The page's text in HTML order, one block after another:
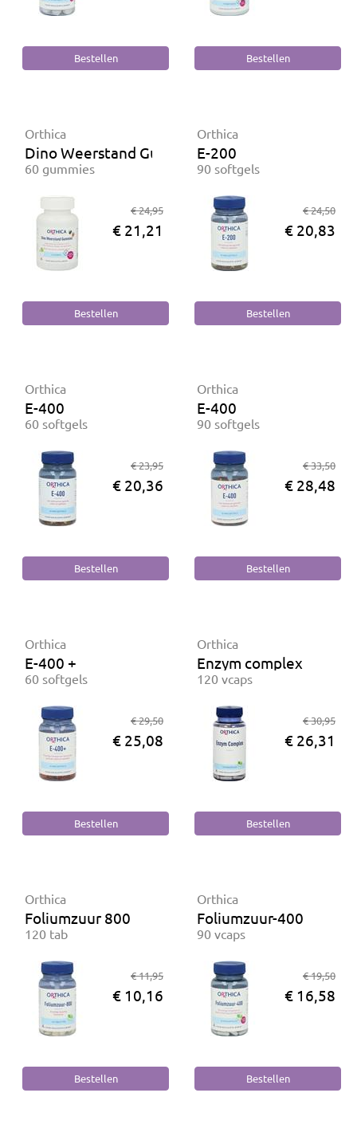
Orthica
Dino Weerstand Gummies
60 gummies
€ 24,95
€ 21,21
Orthica
E-200
90 softgels
€ 24,50
€ 20,83
Orthica
E-400
60 softgels
€ 23,95
€ 20,36
Orthica
E-400
90 softgels
€ 33,50
€ 28,48
Orthica
E-400 +
60 softgels
€ 29,50
€ 25,08
Orthica
Enzym complex
120 vcaps
€ 30,95
€ 26,31
Orthica
Foliumzuur 800
120 tab
€ 11,95
€ 10,16
Orthica
Foliumzuur-400
90 vcaps
€ 19,50
€ 16,58